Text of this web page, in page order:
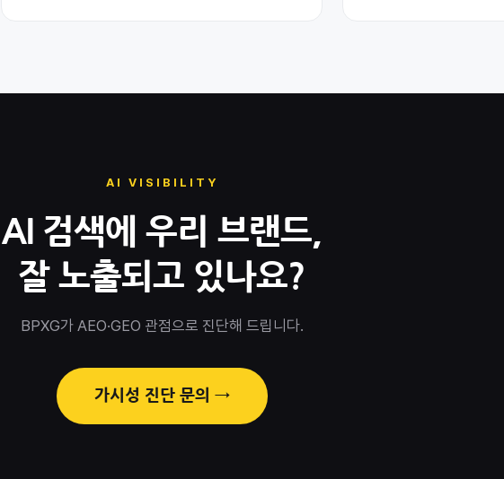
AI VISIBILITY
AI 검색에 우리 브랜드,
잘 노출되고 있나요?
BPXG가 AEO·GEO 관점으로 진단해 드립니다.
가시성 진단 문의 →